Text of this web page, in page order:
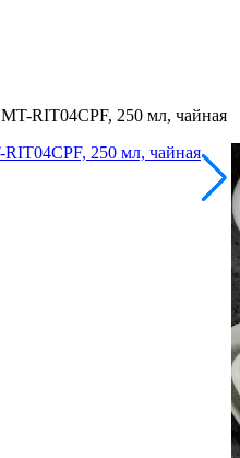
RIT04CPF, 250 мл, чайная